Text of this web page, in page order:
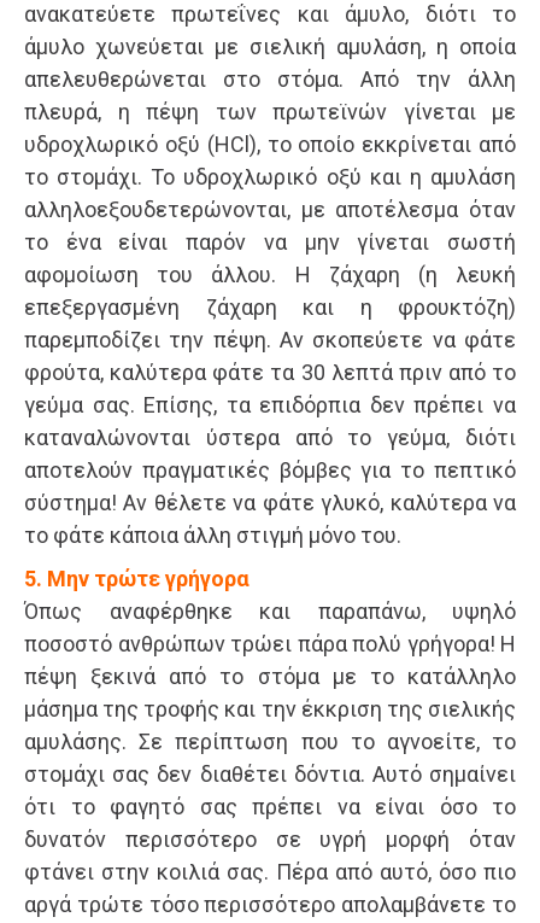
ανακατεύετε πρωτεΐνες και άμυλο, διότι το
άμυλο χωνεύεται με σιελική αμυλάση, η οποία
απελευθερώνεται στο στόμα. Από την άλλη
πλευρά, η πέψη των πρωτεϊνών γίνεται με
υδροχλωρικό οξύ (HCl), το οποίο εκκρίνεται από
το στομάχι. Το υδροχλωρικό οξύ και η αμυλάση
αλληλοεξουδετερώνονται, με αποτέλεσμα όταν
το ένα είναι παρόν να μην γίνεται σωστή
αφομοίωση του άλλου. Η ζάχαρη (η λευκή
επεξεργασμένη ζάχαρη και η φρουκτόζη)
παρεμποδίζει την πέψη. Αν σκοπεύετε να φάτε
φρούτα, καλύτερα φάτε τα 30 λεπτά πριν από το
γεύμα σας. Επίσης, τα επιδόρπια δεν πρέπει να
καταναλώνονται ύστερα από το γεύμα, διότι
αποτελούν πραγματικές βόμβες για το πεπτικό
σύστημα! Αν θέλετε να φάτε γλυκό, καλύτερα να
το φάτε κάποια άλλη στιγμή μόνο του.
5. Μην τρώτε γρήγορα
Όπως αναφέρθηκε και παραπάνω, υψηλό
ποσοστό ανθρώπων τρώει πάρα πολύ γρήγορα! Η
πέψη ξεκινά από το στόμα με το κατάλληλο
μάσημα της τροφής και την έκκριση της σιελικής
αμυλάσης. Σε περίπτωση που το αγνοείτε, το
στομάχι σας δεν διαθέτει δόντια. Αυτό σημαίνει
ότι το φαγητό σας πρέπει να είναι όσο το
δυνατόν περισσότερο σε υγρή μορφή όταν
φτάνει στην κοιλιά σας. Πέρα από αυτό, όσο πιο
αργά τρώτε τόσο περισσότερο απολαμβάνετε το